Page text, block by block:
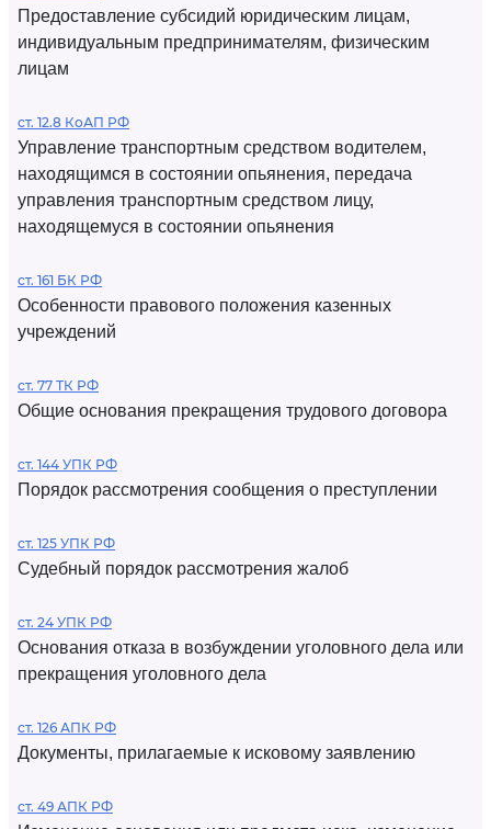
Предоставление субсидий юридическим лицам,
индивидуальным предпринимателям, физическим
лицам
ст. 12.8 КоАП РФ
Управление транспортным средством водителем,
находящимся в состоянии опьянения, передача
управления транспортным средством лицу,
находящемуся в состоянии опьянения
ст. 161 БК РФ
Особенности правового положения казенных
учреждений
ст. 77 ТК РФ
Общие основания прекращения трудового договора
ст. 144 УПК РФ
Порядок рассмотрения сообщения о преступлении
ст. 125 УПК РФ
Судебный порядок рассмотрения жалоб
ст. 24 УПК РФ
Основания отказа в возбуждении уголовного дела или
прекращения уголовного дела
ст. 126 АПК РФ
Документы, прилагаемые к исковому заявлению
ст. 49 АПК РФ